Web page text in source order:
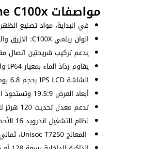
مواصفات Realme C100x
في البداية، مواد تصنيع
الوان ريلمي C100X: الازرق والذهبي، الوزن 219 جرام تقريبًا مع سُمك 8.6 مم للإطار.
يدعم تركيب شريحتين اتصال
يقاوم رذاذ الماء بمعيار IP64 وايضًا يقاوم السقوط من ارتفاع 2 متر طبقًا لإختبارات الشركة.
الشاشة IPS LCD بحجم 6.8 بوصة والدقة 720X1570 بكسل بكثافة 254 بكسل لكل بوصة.
أبعاد العرض 19.5:9 وتستحوذ الشاشة على 87% تقريبًا من مساحة الواجهة الامامية.
تدعم معدل تحديث 120 هرتز لتجربة اكثر سلاسة كما يصل السطوع إلى 900 شمعة.
نظام التشغيل اندرويد 16 الأحدث وقت صدور الموبايل بينما واجهة المستخدم ريلمي UI.
المعالج Unisoc T7250، ثماني النواة بتردد 1.8 جيجاهرتز وهو نفس المستخدم في